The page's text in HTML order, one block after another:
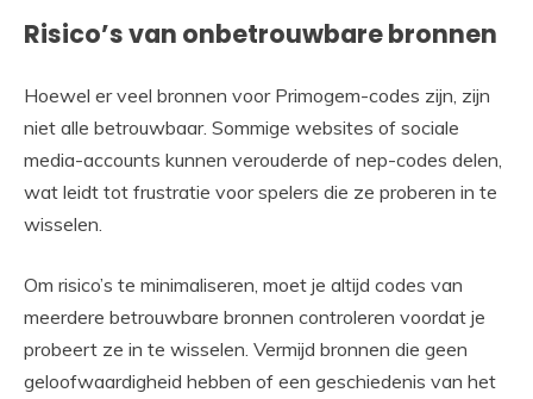
Risico’s van onbetrouwbare bronnen
Hoewel er veel bronnen voor Primogem-codes zijn, zijn
niet alle betrouwbaar. Sommige websites of sociale
media-accounts kunnen verouderde of nep-codes delen,
wat leidt tot frustratie voor spelers die ze proberen in te
wisselen.
Om risico’s te minimaliseren, moet je altijd codes van
meerdere betrouwbare bronnen controleren voordat je
probeert ze in te wisselen. Vermijd bronnen die geen
geloofwaardigheid hebben of een geschiedenis van het